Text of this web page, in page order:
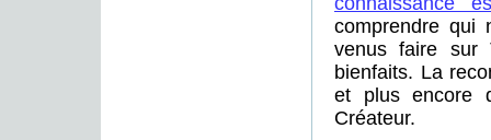
comprendre qui
venus faire sur
bienfaits. La
et plus encore
Créateur.